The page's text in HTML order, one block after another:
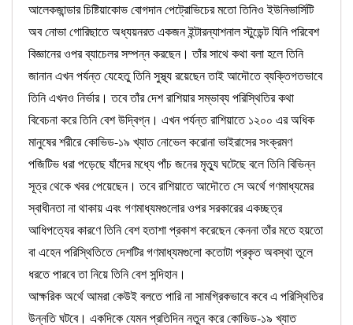
আলেকজান্ডার চিষ্টিয়াকোভ বোগদান পেট্রোভিচের মতো তিনিও ইউনিভার্সিটি
অব নোভা গোরিছাতে অধ্যয়নরত একজন ইন্টারন্যাশনাল স্টুডেন্ট যিনি পরিবেশ
বিজ্ঞানের ওপর ব্যাচেলর সম্পন্ন করছেন। তাঁর সাথে কথা বলা হলে তিনি
জানান এখন পর্যন্ত যেহেতু তিনি সুস্থ্য রয়েছেন তাই আদৌতে ব্যক্তিগতভাবে
তিনি এখনও নির্ভার। তবে তাঁর দেশ রাশিয়ার সম্ভাব্য পরিস্থিতির কথা
বিবেচনা করে তিনি বেশ উদ্বিগ্ন। এখন পর্যন্ত রাশিয়াতে ১২০০ এর অধিক
মানুষের শরীরে কোভিড-১৯ খ্যাত নোভেল করোনা ভাইরাসের সংক্রমণ
পজিটিভ ধরা পড়েছে যাঁদের মধ্যে পাঁচ জনের মৃত্যু ঘটেছে বলে তিনি বিভিন্ন
সূত্র থেকে খবর পেয়েছেন। তবে রাশিয়াতে আদৌতে সে অর্থে গণমাধ্যমের
স্বাধীনতা না থাকায় এবং গণমাধ্যমগুলোর ওপর সরকারের একচ্ছত্র
আধিপত্যের কারণে তিনি বেশ হতাশা প্রকাশ করেছেন কেননা তাঁর মতে হয়তো
বা এহেন পরিস্থিতিতে দেশটির গণমাধ্যমগুলো কতোটা প্রকৃত অবস্থা তুলে
ধরতে পারবে তা নিয়ে তিনি বেশ সন্দিহান।
আক্ষরিক অর্থে আমরা কেউই বলতে পারি না সামগ্রিকভাবে কবে এ পরিস্থিতির
উন্নতি ঘটবে। একদিকে যেমন প্রতিদিন নতুন করে কোভিড-১৯ খ্যাত